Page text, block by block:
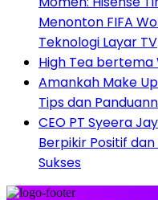
Menonton FIFA
Teknologi Layar TV
High Tea bertema
Amankah Make
Tips dan
CEO PT Syeera
Berpikir Positif
Sukses